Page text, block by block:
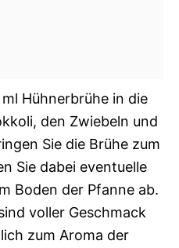
Hühnerbrühe in die
den Zwiebeln und
Sie die Brühe zum
Sie dabei eventuelle
Boden der Pfanne ab.
voller Geschmack
zum Aroma der